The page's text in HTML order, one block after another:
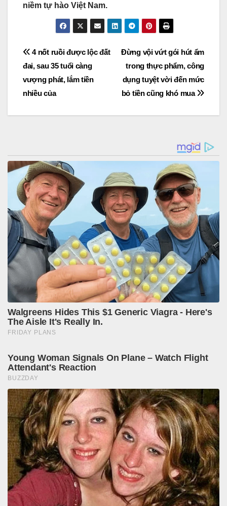
niềm tự hào Việt Nam.
Post
navigation
Đừng vội vứt gói hút ẩm
trong thực phẩm, công
dụng tuyệt vời đến mức
bỏ tiền cũng khó mua
4 nốt ruồi được lộc đất
đai, sau 35 tuổi càng
vượng phát, lắm tiền
nhiều của